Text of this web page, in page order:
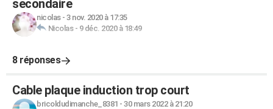
secondaire
nicolas- 3 nov. 2020 à 17:35
Nicolas- 9 déc. 2020 à 18:49
8 réponses
Cable plaque induction trop court
bricoldudimanche_8381 - 30 mars 2022 à 21:20